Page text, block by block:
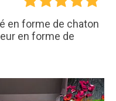
en forme de chaton
en forme de